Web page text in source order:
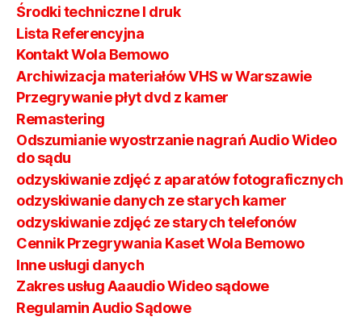
Środki techniczne I druk
Lista Referencyjna
Kontakt Wola Bemowo
Archiwizacja materiałów VHS w Warszawie
Przegrywanie płyt dvd z kamer
Remastering
Odszumianie wyostrzanie nagrań Audio Wideo
do sądu
odzyskiwanie zdjęć z aparatów fotograficznych
odzyskiwanie danych ze starych kamer
odzyskiwanie zdjęć ze starych telefonów
Cennik Przegrywania Kaset Wola Bemowo
Inne usługi danych
Zakres usług Aaaudio Wideo sądowe
Regulamin Audio Sądowe